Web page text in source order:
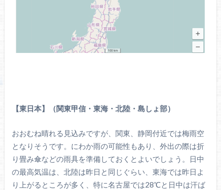
【東日本】（関東甲信・東海・北陸・島しょ部）
おおむね晴れる見込みですが、関東、静岡付近では梅雨空
となりそうです。にわか雨の可能性もあり、外出の際は折
り畳み傘などの雨具を準備しておくとよいでしょう。日中
の最高気温は、北陸は昨日と同じぐらい、東海では昨日よ
り上がるところが多く、特に名古屋では28℃と日中は汗ば